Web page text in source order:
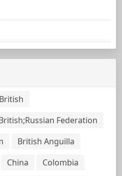
British
Federation
British Anguilla
China
Colombia